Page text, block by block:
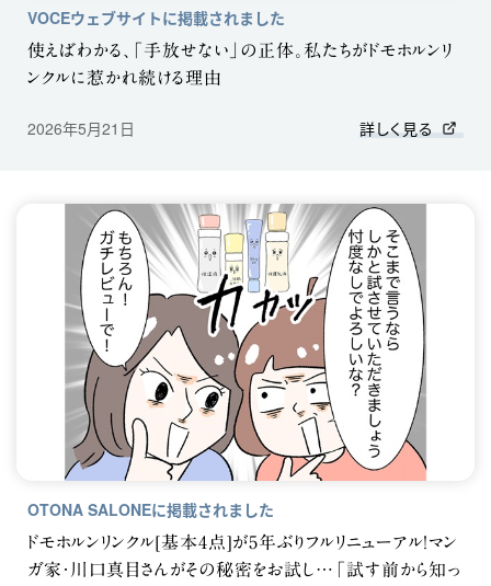
VOCEウェブサイトに掲載されました
使えばわかる、「手放せない」の正体。私たちがドモホルンリ
ンクルに惹かれ続ける理由
2026年5月21日 詳しく見る
OTONA SALONEに掲載されました
ドモホルンリンクル[基本4点]が5年ぶりフルリニューアル！マン
ガ家・川口真目さんがその秘密をお試し…「試す前から知っ